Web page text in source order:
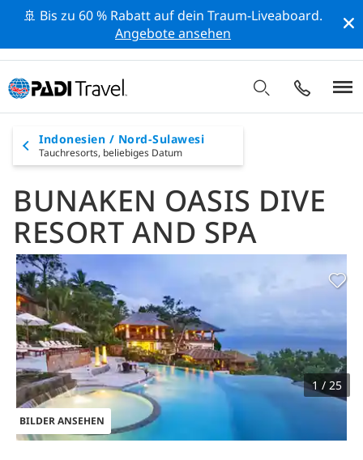
🚢 Bis zu 60 % Rabatt auf dein Traum-Liveaboard.
Angebote ansehen
Indonesien / Nord-Sulawesi
Tauchresorts, beliebiges Datum
BUNAKEN OASIS DIVE
RESORT AND SPA
BILDER ANSEHEN
1 / 25